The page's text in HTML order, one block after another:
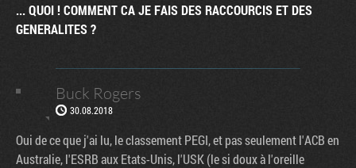
... QUOI ! COMMENT CA JE FAIS DES RACCOURCIS ET DES
GENERALITES ?
Buck Rogers
30.08.2018
Oui de ce que j'ai lu, le classement PEGI, et pas seulement l'ACB en
Australie, l'ESRB aux Etats-Unis, l'USK (le si doux à l'oreille